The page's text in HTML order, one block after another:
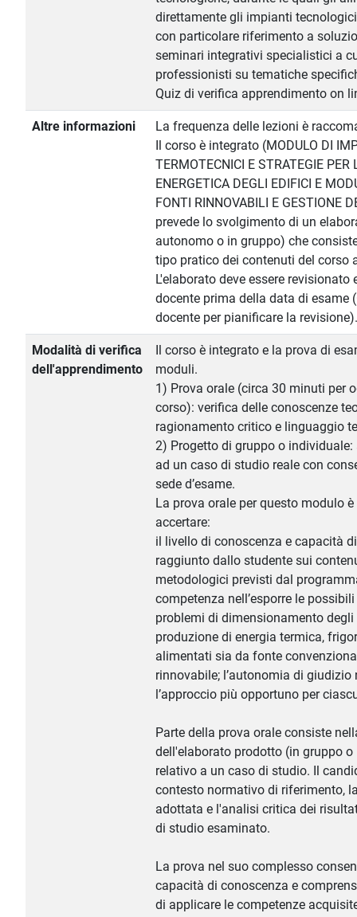
direttamente gli impianti
con particolare riferimento a
seminari integrativi specialistici a
professionisti su tematiche
Quiz di verifica apprendimento on
Altre informazioni
La frequenza delle lezioni è
Il corso è integrato (MODULO DI
TERMOTECNICI E STRATEGIE PER
ENERGETICA DEGLI EDIFICI E
FONTI RINNOVABILI E GESTIONE
prevede lo svolgimento di un
autonomo o in gruppo) che
tipo pratico dei contenuti del corso
L'elaborato deve essere revisionato
docente prima della data di esame
docente per pianificare la revisione).
Modalità di verifica
dell'apprendimento
Il corso è integrato e la prova di
moduli.
1) Prova orale (circa 30 minuti per
corso): verifica delle conoscenze
ragionamento critico e linguaggio
2) Progetto di gruppo o
ad un caso di studio reale con
sede d’esame.
La prova orale per questo modulo
accertare:
il livello di conoscenza e capacità
raggiunto dallo studente sui
metodologici previsti dal
competenza nell’esporre le
problemi di dimensionamento
produzione di energia termica,
alimentati sia da fonte
rinnovabile; l’autonomia di giudizio
l’approccio più opportuno per
Parte della prova orale consiste
dell'elaborato prodotto (in gruppo
relativo a un caso di studio. Il
contesto normativo di riferimento,
adottata e l'analisi critica dei
di studio esaminato.
La prova nel suo complesso
capacità di conoscenza e
di applicare le competenze